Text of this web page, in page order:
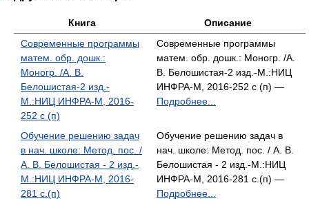
Книга
Описание
Современные программы
матем. обр. дошк.:
Моногр. /А. В.
Белошистая-2 изд.-
М.:НИЦ ИНФРА-М, 2016-
252 с (п)
Современные программы
матем. обр. дошк.: Моногр. /А.
В. Белошистая-2 изд.-М.:НИЦ
ИНФРА-М, 2016-252 с (п) —
Подробнее...
Обучение решению задач
в нач. школе: Метод. пос. /
А. В. Белошистая - 2 изд.-
М.:НИЦ ИНФРА-М, 2016-
281 с.(п)
Обучение решению задач в
нач. школе: Метод. пос. / А. В.
Белошистая - 2 изд.-М.:НИЦ
ИНФРА-М, 2016-281 с.(п) —
Подробнее...